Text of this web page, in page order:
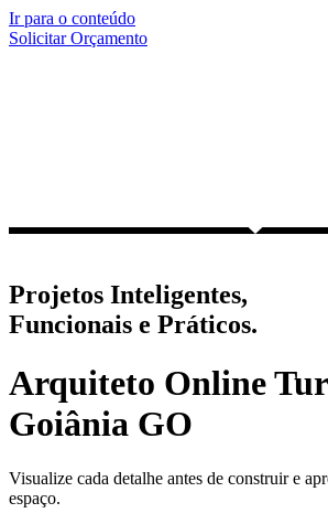
Ir para o conteúdo
Solicitar Orçamento
Projetos Inteligentes,
Funcionais e Práticos.
Arquiteto Online
Goiânia GO
Visualize cada detalhe antes de construir e
espaço.